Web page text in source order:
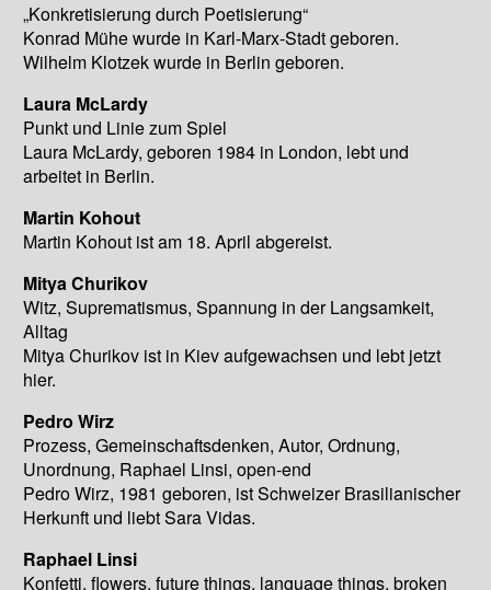
„Konkretisierung durch Poetisierung“
Konrad Mühe wurde in Karl-Marx-Stadt geboren.
Wilhelm Klotzek wurde in Berlin geboren.
Laura McLardy
Punkt und Linie zum Spiel
Laura McLardy, geboren 1984 in London, lebt und
arbeitet in Berlin.
Martin Kohout
Martin Kohout ist am 18. April abgereist.
Mitya Churikov
Witz, Suprematismus, Spannung in der Langsamkeit,
Alltag
Mitya Churikov ist in Kiev aufgewachsen und lebt jetzt
hier.
Pedro Wirz
Prozess, Gemeinschaftsdenken, Autor, Ordnung,
Unordnung, Raphael Linsi, open-end
Pedro Wirz, 1981 geboren, ist Schweizer Brasilianischer
Herkunft und liebt Sara Vidas.
Raphael Linsi
Konfetti, flowers, future things, language things, broken